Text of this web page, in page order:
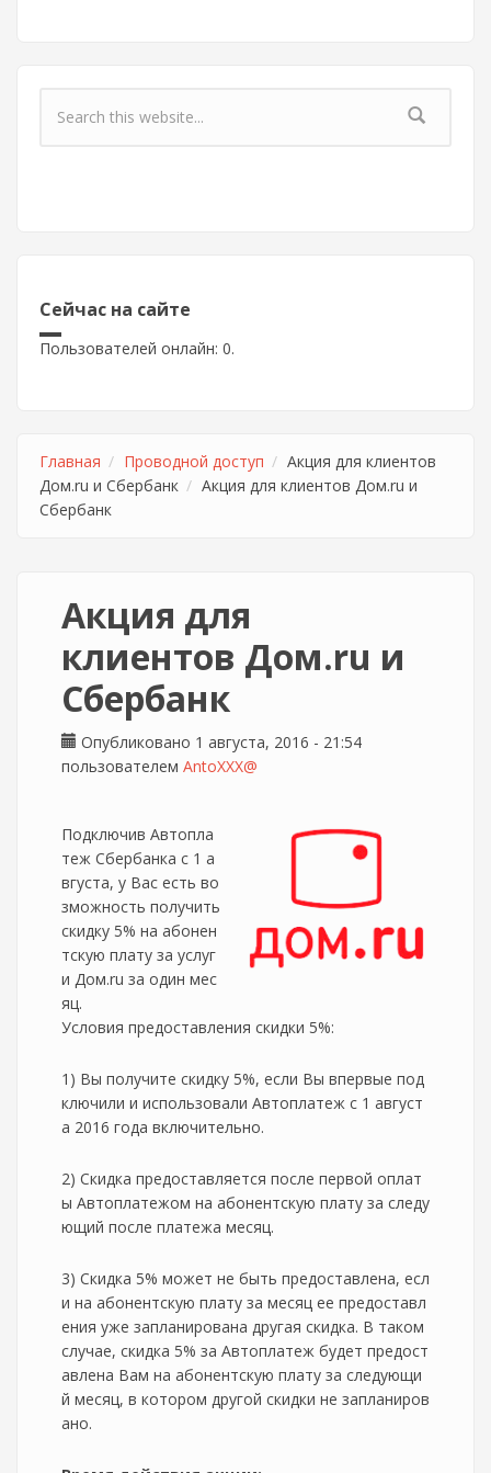
Форма поиска
Сейчас на сайте
Пользователей онлайн: 0.
Главная Проводной доступ
Акция для клиентов
Дом.ru и Сбербанк
Акция для клиентов Дом.ru и
Сбербанк
Акция для
клиентов Дом.ru и
Сбербанк
Опубликовано 1 августа, 2016 - 21:54
пользователем AntoXXX@
Подключив Автопла
теж Сбербанка с 1 а
вгуста, у Вас есть во
зможность получить
скидку 5% на абонен
тскую плату за услуг
и Дом.ru за один мес
яц.
Условия предоставления скидки 5%:
1) Вы получите скидку 5%, если Вы впервые под
ключили и использовали Автоплатеж с 1 август
а 2016 года включительно.
2) Скидка предоставляется после первой оплат
ы Автоплатежом на абонентскую плату за следу
ющий после платежа месяц.
3) Скидка 5% может не быть предоставлена, есл
и на абонентскую плату за месяц ее предоставл
ения уже запланирована другая скидка. В таком
случае, скидка 5% за Автоплатеж будет предост
авлена Вам на абонентскую плату за следующи
й месяц, в котором другой скидки не запланиров
ано.